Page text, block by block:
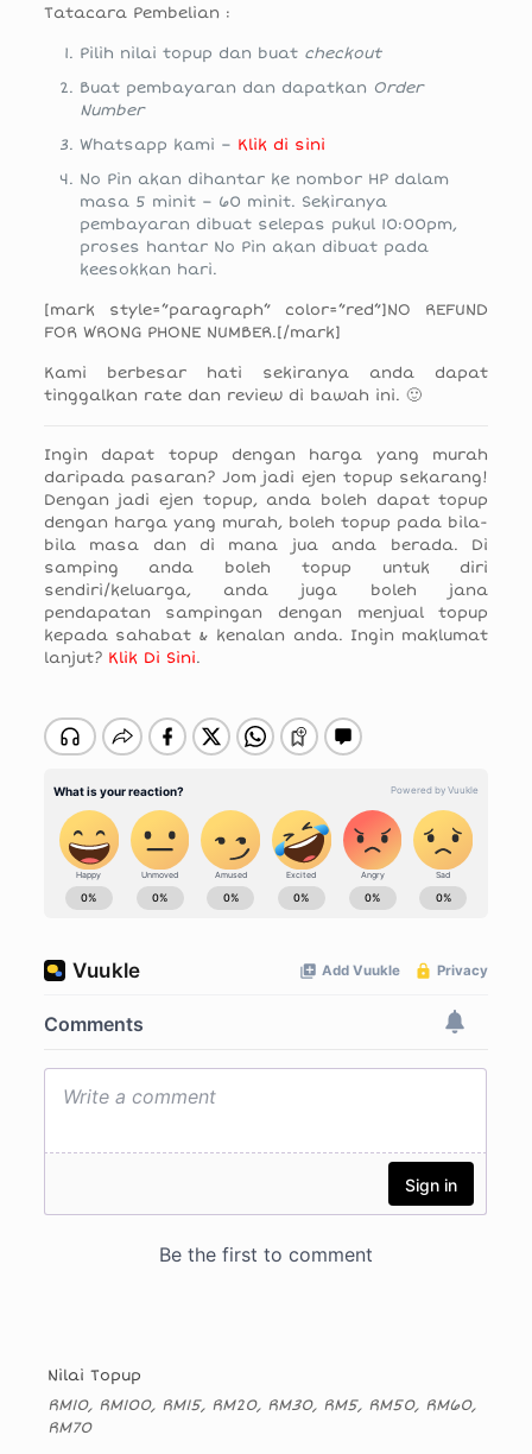
Tatacara Pembelian :
Pilih nilai topup dan buat checkout
Buat pembayaran dan dapatkan Order
Number
Whatsapp kami – Klik di sini
No Pin akan dihantar ke nombor HP dalam
masa 5 minit – 60 minit. Sekiranya
pembayaran dibuat selepas pukul 10:00pm,
proses hantar No Pin akan dibuat pada
keesokkan hari.
[mark style=”paragraph” color=”red”]NO REFUND
FOR WRONG PHONE NUMBER.[/mark]
Kami berbesar hati sekiranya anda dapat
tinggalkan rate dan review di bawah ini. 🙂
Ingin dapat topup dengan harga yang murah
daripada pasaran? Jom jadi ejen topup sekarang!
Dengan jadi ejen topup, anda boleh dapat topup
dengan harga yang murah, boleh topup pada bila-
bila masa dan di mana jua anda berada. Di
samping anda boleh topup untuk diri
sendiri/keluarga, anda juga boleh jana
pendapatan sampingan dengan menjual topup
kepada sahabat & kenalan anda. Ingin maklumat
lanjut? Klik Di Sini.
Nilai Topup
RM10, RM100, RM15, RM20, RM30, RM5, RM50, RM60,
RM70